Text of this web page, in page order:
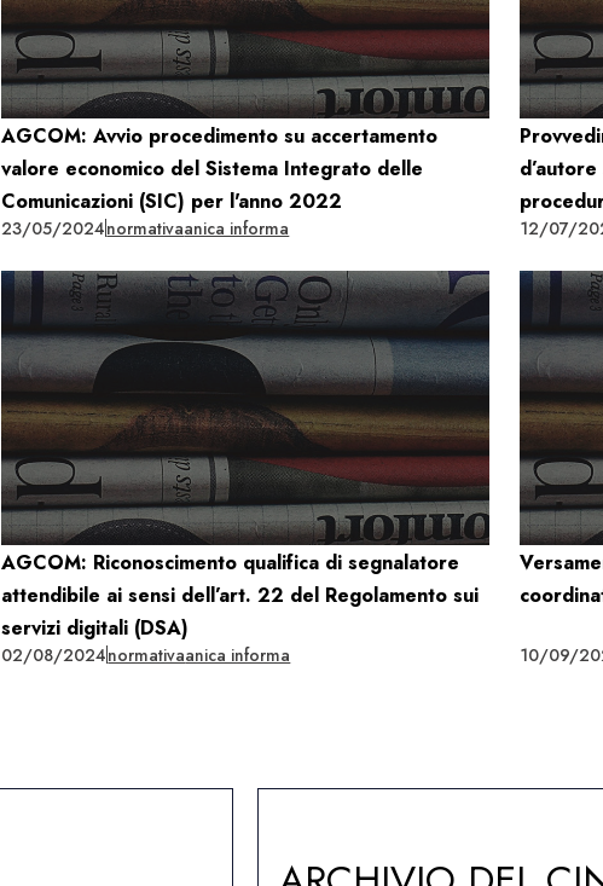
AGCOM: Avvio procedimento su accertamento
valore economico del Sistema Integrato delle
Comunicazioni (SIC) per l'anno 2022
23/05/2024normativaanica informa 12/07/
AGCOM: Riconoscimento qualifica di segnalatore
attendibile ai sensi dell’art. 22 del Regolamento sui
servizi digitali (DSA)
02/08/2024normativaanica informa 10/09/